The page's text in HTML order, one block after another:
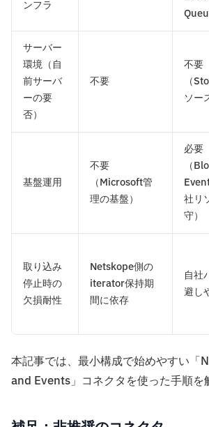
ンフラ
サーバー
環境（自
前サーバ
ーの要
否）
不要
不要
（
ソー
基盤運用
不要
（Microsoft管
理の基盤）
必要
（
社リ
守）
取り込み
停止時の
欠損耐性
Netskope側の
iterator保持期
間に依存
自社
避し
本記事では、最小構成で始めやすい
and Events」コネクタを使った手順を